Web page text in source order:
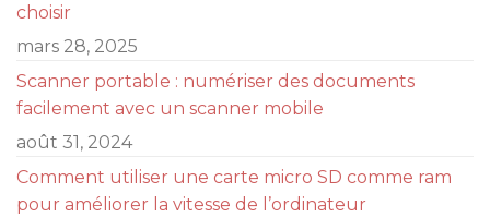
choisir
mars 28, 2025
Scanner portable : numériser des documents
facilement avec un scanner mobile
août 31, 2024
Comment utiliser une carte micro SD comme ram
pour améliorer la vitesse de l’ordinateur